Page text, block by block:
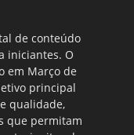
de conteúdo
iniciantes. O
em Março de
principal
qualidade,
que permitam